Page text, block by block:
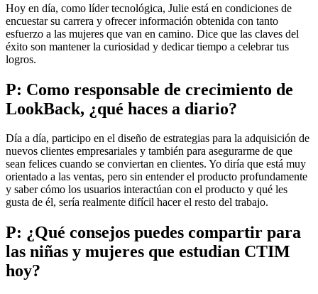
Hoy en día, como líder tecnológica, Julie está en condiciones de
encuestar su carrera y ofrecer información obtenida con tanto
esfuerzo a las mujeres que van en camino. Dice que las claves del
éxito son mantener la curiosidad y dedicar tiempo a celebrar tus
logros.
P: Como responsable de crecimiento de
LookBack, ¿qué haces a diario?
Día a día, participo en el diseño de estrategias para la adquisición de
nuevos clientes empresariales y también para asegurarme de que
sean felices cuando se conviertan en clientes. Yo diría que está muy
orientado a las ventas, pero sin entender el producto profundamente
y saber cómo los usuarios interactúan con el producto y qué les
gusta de él, sería realmente difícil hacer el resto del trabajo.
P: ¿Qué consejos puedes compartir para
las niñas y mujeres que estudian CTIM
hoy?